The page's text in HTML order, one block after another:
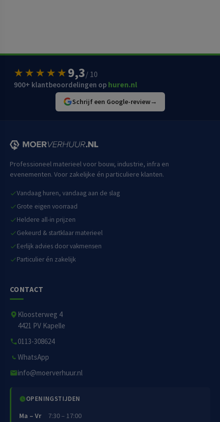
★★★★★9,3/ 10
900+ klantbeoordelingen op huren.nl
Schrijf een Google-review→
Professioneel materieel voor bouw, industrie, infra en
evenementen. Voor zakelijke én particuliere klanten.
Vandaag huren, vandaag aan de slag
Grote eigen voorraad
Heldere all-in prijzen
Gekeurd & startklaar materieel
Eerlijk advies door vakmensen
Particulier én zakelijk
CONTACT
Kloosterweg 4
4421 PV Kapelle
0113-308624
WhatsApp
info@moerverhuur.nl
OPENINGSTIJDEN
Ma – Vr
7:30 – 17:00